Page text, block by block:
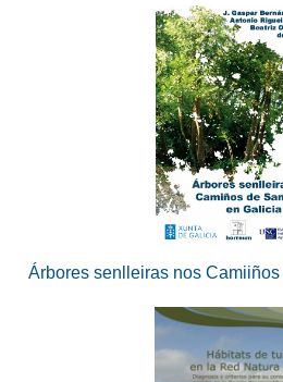
Árbores senlleiras nos